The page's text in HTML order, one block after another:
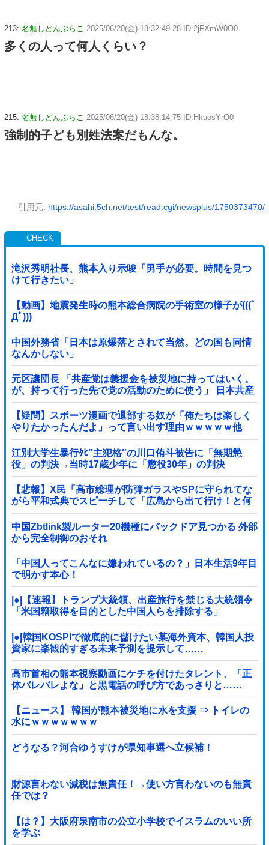
213: 名無しどんぶらこ 2025/06/20(金) 18:32:49.28 ID:2jFXmW0O0
多くの人って何人くらい？
215: 名無しどんぶらこ 2025/06/20(金) 18:38:14.75 ID:HkuosYrO0
強制的子ども別姓法案だもんな。
引用元: https://asahi.5ch.net/test/read.cgi/newsplus/1750373470/
滝沢秀明社長、熊本入り示唆「男手が必要。時間を見つ
けて行きたい」
【動画】地震発生時の熊本総合病院の手術室の様子が(((ﾟ
Дﾟ)))
中国外務省「日本は原爆落とされて当然。どの国も同情
なんかしない」
元区議団長 「共産党は義援金を被災地に持ってはいく。
が、持って行った先で党の活動のために使う」 日本共産
党「事実ではありません」
【疑問】スポーツ漫画で退部する奴が「俺たちは楽しく
やりたかったんだよ」って言い出す理由ｗｗｗｗｗ他
江別大学生暴行ﾀﾋ″主犯格″の川口侑斗被告に「無期懲
役」の判決→当時17歳少年に「懲役30年」の判決
【悲報】X民「高市総理が防弾ガラスやSPに守られてな
がら平和式典でスピーチして「広島から出て行け！と何
度も叫ばれるような人！」 ← 突っ込み殺到 ………
中国Zbtlink製ルーター20機種にバックドア見つかる 外部
から完全制御のおそれ
「中国人ってこんなに嫌われているの？」日本生活9年目
で明かす本心！
|●|【速報】トランプ大統領、出産旅行を禁じる大統領令
「米国籍取得を目的とした中国人らを排除する」
|●|韓国KOSPIで徹底的に儲けたい某海外資本、韓国人投
資家に楽観的すぎる未来予測を提示して……
高市首相の熊本視察動画にケチを付けたタレント、「正
体バレバレよな」と黒電話の呼び方であっさりと……
【ニュース】 韓国が熊本被災地に水を支援 ⇒ トイレの
水にｗｗｗｗｗｗｗ
どうなる？河合ゆうすけが県知事選へ立候補！
財源言わない減税は無責任！→使い方言わないのも無責
任では？
【は？】大阪府泉南市の公立小学校でイスラムのいい所
を学ぶ